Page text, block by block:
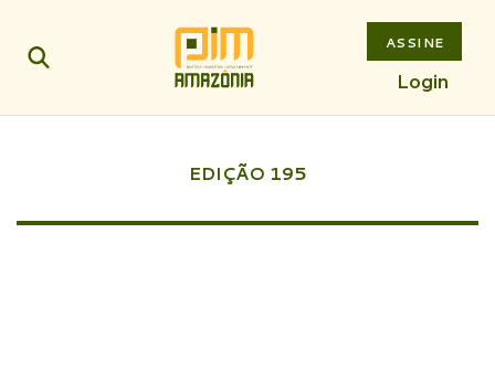
ASSINE
Login
EDIÇÃO 195